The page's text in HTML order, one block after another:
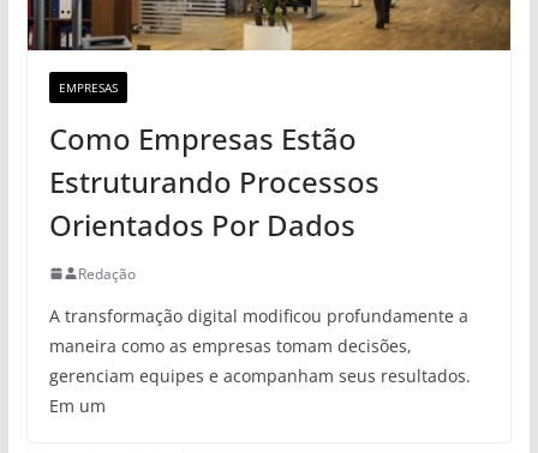
EMPRESAS
Como Empresas Estão
Estruturando Processos
Orientados Por Dados
Redação
A transformação digital modificou profundamente a
maneira como as empresas tomam decisões,
gerenciam equipes e acompanham seus resultados.
Em um